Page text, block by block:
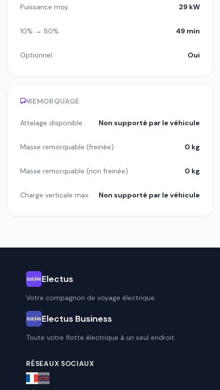
Puissance moy. 29 kW
10% → 80% 49 min
Optionnel Oui
REMORQUAGE
Attelage disponible Non supporté par le véhicule
Masse remorquable (freinée) 0 kg
Masse remorquable (non freinée) 0 kg
Charge verticale max Non supporté par le véhicule
Electus
Votre compagnon de voyage électrique.
Electus Business
Toute votre flotte électrique à un seul endroit.
RÉSEAUX SOCIAUX